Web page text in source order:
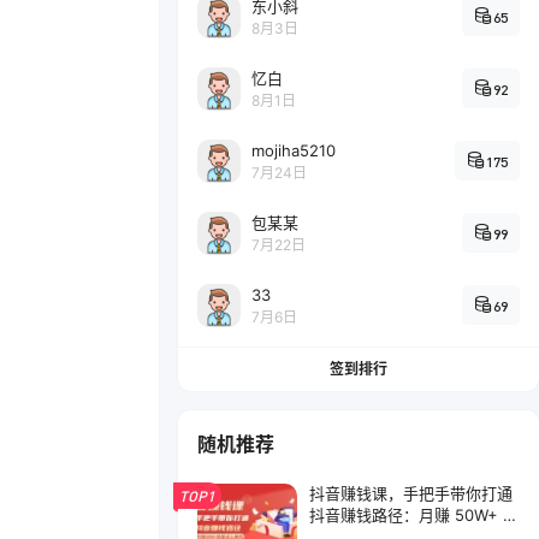
东小斜
8月3日
65
忆白
8月1日
92
mojiha5210
7月24日
175
包某某
7月22日
99
33
7月6日
69
签到排行
随机推荐
TOP1
抖音赚钱课，手把手带你打通
抖音赚钱路径：月赚 50W+ 我